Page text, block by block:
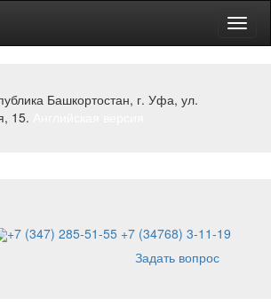
Башкортостан, г. Уфа, ул.
15.
+7 (347) 285-51-55 +7 (34768) 3-11-19
Задать вопрос